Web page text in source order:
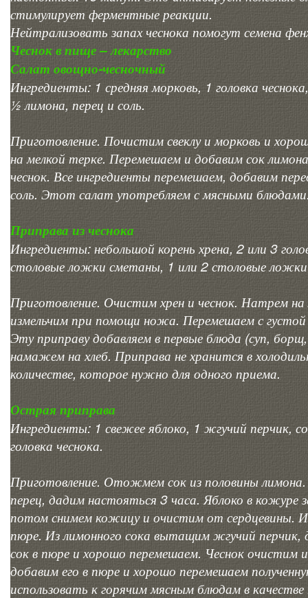
стимулирует ферментные реакции.
Нейтрализовать запах чеснока помогут семена
Чеснок в пище – лекарство
Салат овощно-чесночный
Ингредиенты: 1 средняя морковь, 1 головка
½ лимона, перец и соль.
Приготовление. Почистим свеклу и морковь и
на мелкой терке. Перемешаем и добавим сок
чеснок. Все ингредиенты перемешаем, добавим
соль. Этот салат употребляем с мясными
Приправа из чеснока
Ингредиенты: небольшой корень хрена, 2 или 3
столовые ложки сметаны, 1 или 2 столовые
Приготовление. Очистим хрен и чеснок. Натрем на
измельчим при помощи ножа. Перемешаем с
Эту приправу добавляем в первые блюда (суп,
намажем на хлеб. Приправа не хранится в
количестве, которое нужно для одного приема.
Острая приправа
Ингредиенты: 1 свежее яблоко, 1 жгучий перчик,
головка чеснока.
Приготовление. Отожмем сок из половины
перец, дадим настояться 3 часа. Яблоко в кожуре
потом снимем кожицу и очистим от сердцевины.
пюре. Из лимонного сока вытащим жгучий перчик,
сок в пюре и хорошо перемешаем. Чеснок очистим
добавим его в пюре и хорошо перемешаем
использовать к горячим мясным блюдам в